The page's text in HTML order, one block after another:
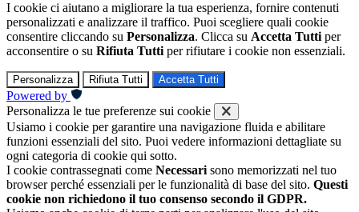
I cookie ci aiutano a migliorare la tua esperienza, fornire contenuti
personalizzati e analizzare il traffico. Puoi scegliere quali cookie
consentire cliccando su Personalizza. Clicca su Accetta Tutti per
acconsentire o su Rifiuta Tutti per rifiutare i cookie non essenziali.
Personalizza Rifiuta Tutti Accetta Tutti
Powered by
Personalizza le tue preferenze sui cookie
Usiamo i cookie per garantire una navigazione fluida e abilitare
funzioni essenziali del sito. Puoi vedere informazioni dettagliate su
ogni categoria di cookie qui sotto.
I cookie contrassegnati come Necessari sono memorizzati nel tuo
browser perché essenziali per le funzionalità di base del sito. Questi
cookie non richiedono il tuo consenso secondo il GDPR.